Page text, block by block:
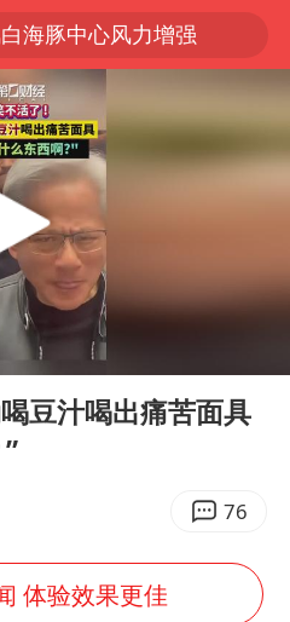
海豚中心风力增强
曝韩国足协为外籍裁判员安排色情招待
四川宜宾市高县4.9级地震致1人死亡
0-3不敌张本智和
奖开幕式
阿勒泰八月能滑雪”不实
外贸延续良好增长态势
说向鹏打得很窝囊
晋级WTT横滨冠军赛8强
豆汁喝出痛苦面具
76
体验效果更佳